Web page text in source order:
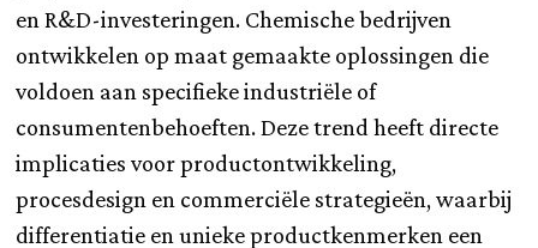
en R&D-investeringen. Chemische bedrijven
ontwikkelen op maat gemaakte oplossingen die
voldoen aan specifieke industriële of
consumentenbehoeften. Deze trend heeft directe
implicaties voor productontwikkeling,
procesdesign en commerciële strategieën, waarbij
differentiatie en unieke productkenmerken een